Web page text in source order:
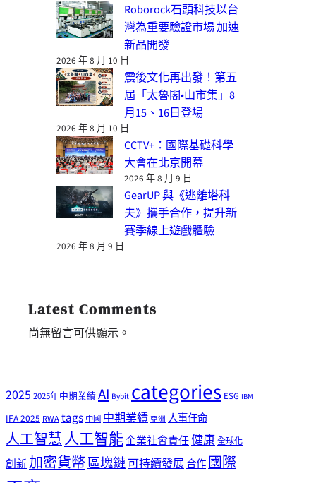
Roborock石頭科技以台
灣為重要驗證市場 加速
新品開發
2026 年 8 月 10 日
震後文化再出發！第五
屆「太魯閣•山市集」8
月15、16日登場
2026 年 8 月 10 日
CCTV+：國際基礎科學
大會在北京開幕
2026 年 8 月 9 日
GearUP 與《逃離塔科
夫》攜手合作，提升新
賽季線上遊戲體驗
2026 年 8 月 9 日
Latest Comments
尚無留言可供顯示。
20252025年中期業績AI Bybitcategories ESG IBM
IFA 2025 RWAtags 中國 中期業績 亞洲 人事任命
人工智慧人工智能企業社會責任健康全球化
創新加密貨幣區塊鏈可持續發展合作國際